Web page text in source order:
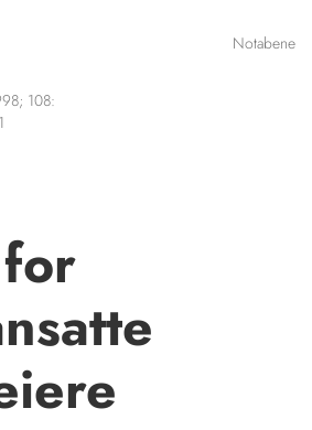
Notabene
108: